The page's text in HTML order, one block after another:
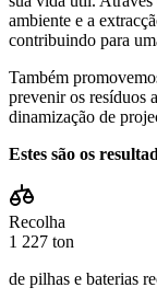
ambiente e a
contribuindo para
Também
prevenir os resíduos
dinamização de
Estes são os
Recolha
1 227 ton
de pilhas e baterias